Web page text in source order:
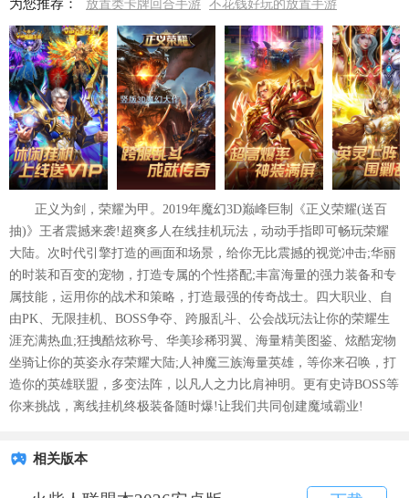
为您推荐： 放置类卡牌回合手游 不花钱好玩的放置手游
正义为剑，荣耀为甲。2019年魔幻3D巅峰巨制《正义荣耀(送百
抽)》王者震撼来袭!超爽多人在线挂机玩法，动动手指即可畅玩荣耀
大陆。次时代引擎打造的画面和场景，给你无比震撼的视觉冲击;华丽
的时装和百变的宠物，打造专属的个性搭配;丰富海量的强力装备和专
属技能，运用你的战术和策略，打造最强的传奇战士。四大职业、自
由PK、无限挂机、BOSS争夺、跨服乱斗、公会战玩法让你的荣耀生
涯充满热血;狂拽酷炫称号、华美珍稀羽翼、海量精美图鉴、炫酷宠物
坐骑让你的英姿永存荣耀大陆;人神魔三族海量英雄，等你来召唤，打
造你的英雄联盟，多变法阵，以凡人之力比肩神明。更有史诗BOSS等
你来挑战，离线挂机终极装备随时爆!让我们共同创建魔域霸业!
相关版本